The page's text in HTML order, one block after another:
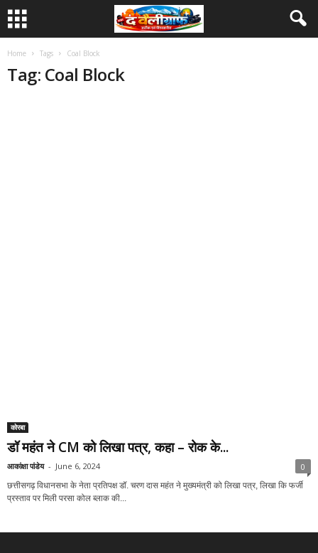
Home Tags Coal Block
Tag: Coal Block
कोरबा
डॉ महंत ने CM को लिखा पत्र, कहा – रोक के...
आकांक्षा पांडेय - June 6, 2024 0
छत्तीसगढ़ विधानसभा के नेता प्रतिपक्ष डॉ. चरण दास महंत ने मुख्यमंत्री को लिखा पत्र, लिखा कि फर्जी
प्रस्ताव पर मिली परसा कोल ब्लाक की...